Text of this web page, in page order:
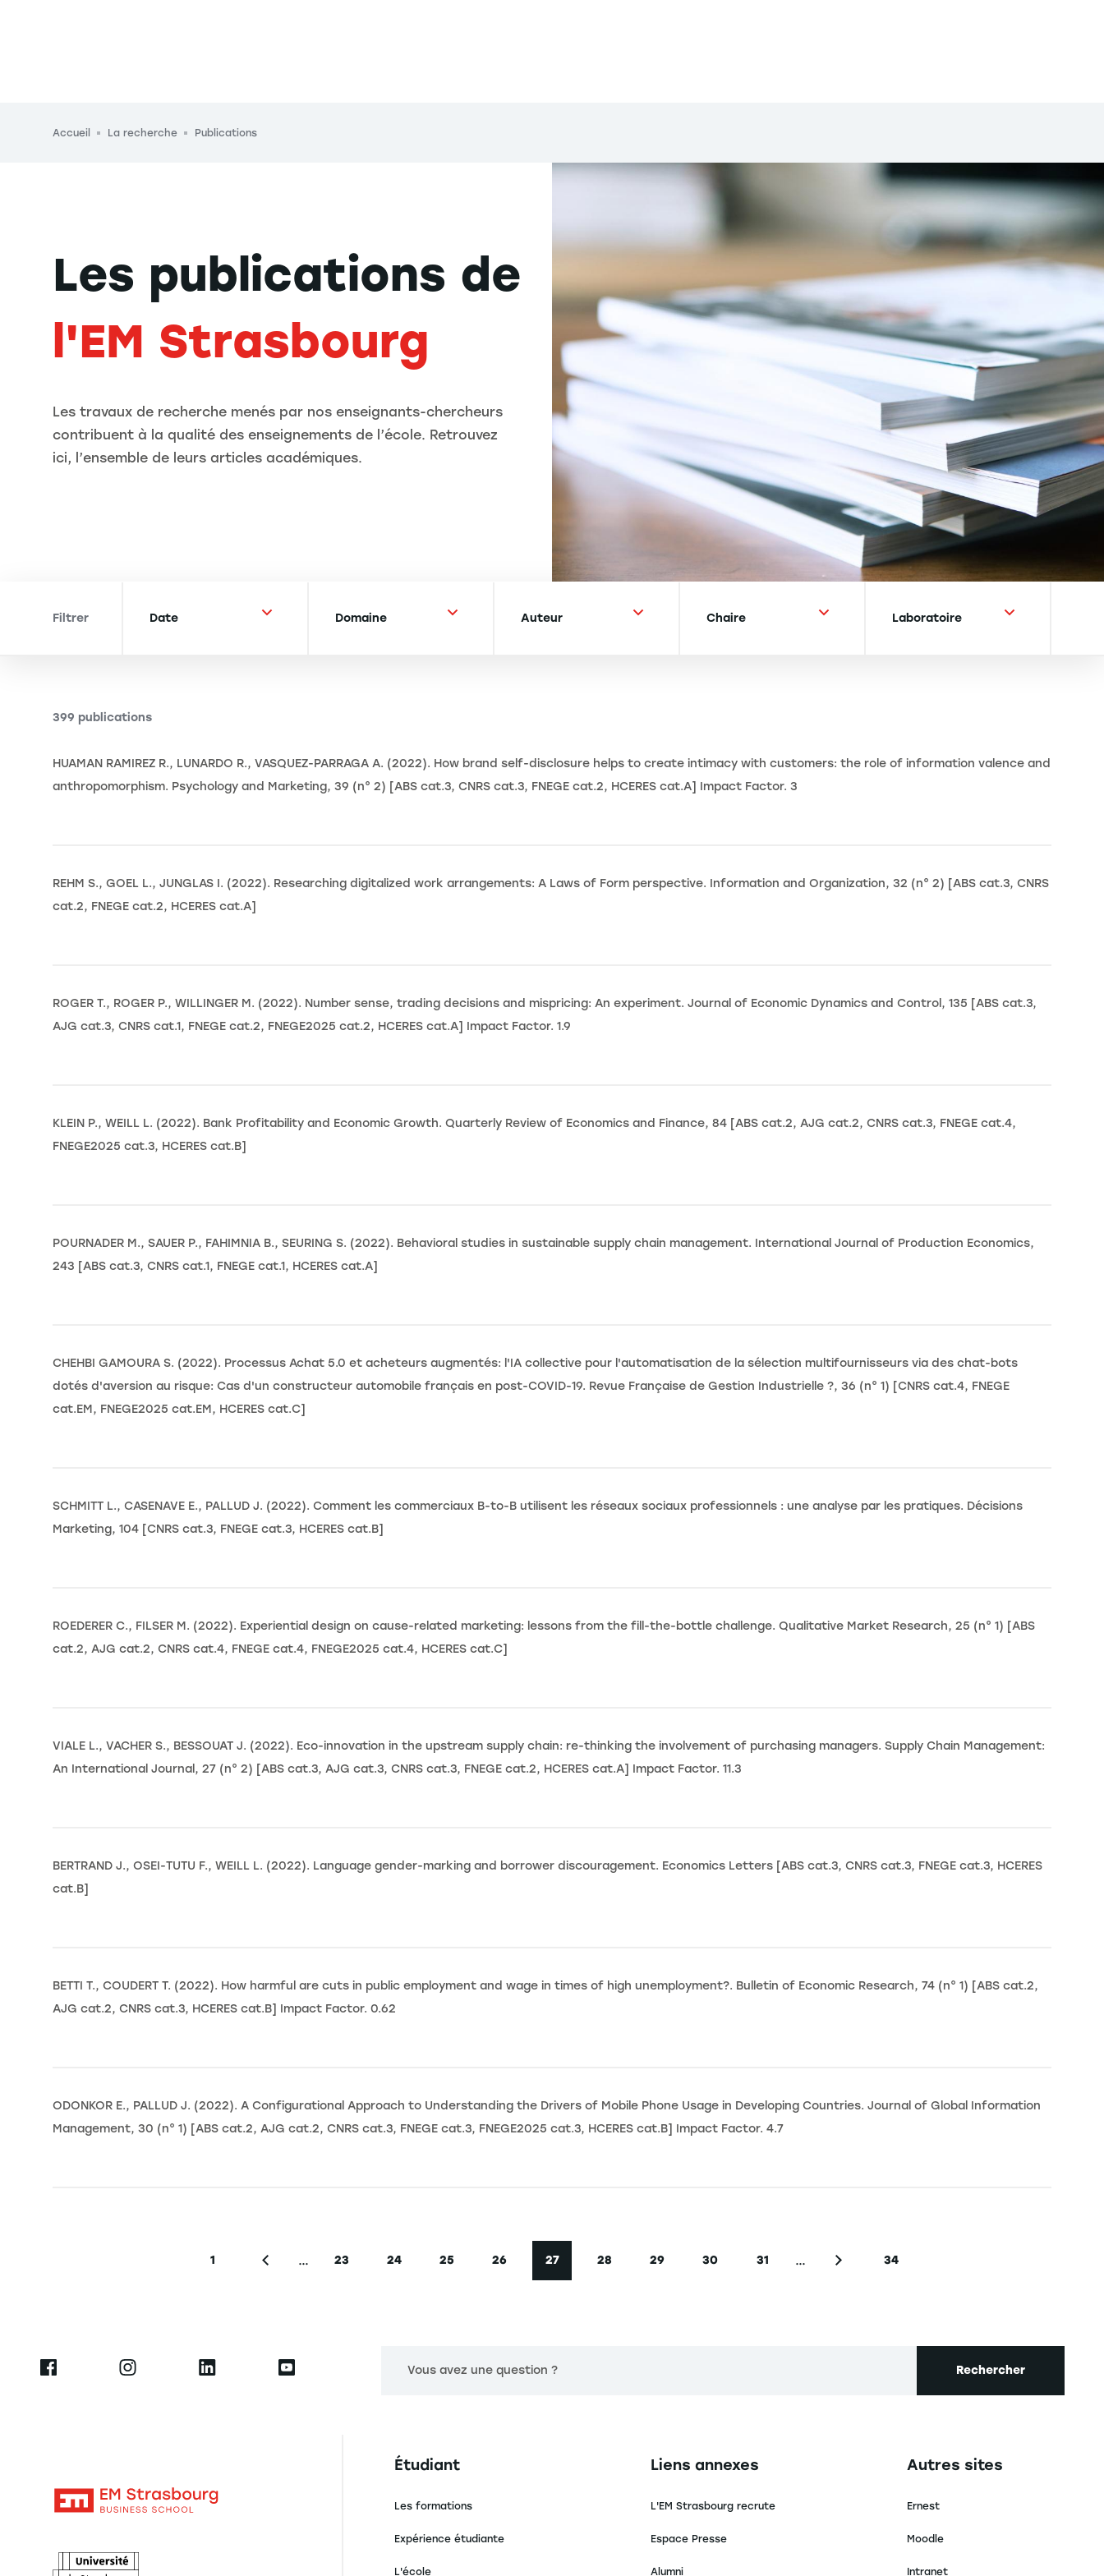
Fil d'Ariane
Accueil La recherche Publications
Les publications de
l'EM Strasbourg
Les travaux de recherche menés par nos enseignants-chercheurs
contribuent à la qualité des enseignements de l’école. Retrouvez
ici, l’ensemble de leurs articles académiques.
Filtrer
399 publications
HUAMAN RAMIREZ R., LUNARDO R., VASQUEZ-PARRAGA A. (2022). How brand self-disclosure helps to create intimacy with customers: the role of information valence and
anthropomorphism. Psychology and Marketing, 39 (n° 2) [ABS cat.3, CNRS cat.3, FNEGE cat.2, HCERES cat.A] Impact Factor. 3
REHM S., GOEL L., JUNGLAS I. (2022). Researching digitalized work arrangements: A Laws of Form perspective. Information and Organization, 32 (n° 2) [ABS cat.3, CNRS
cat.2, FNEGE cat.2, HCERES cat.A]
ROGER T., ROGER P., WILLINGER M. (2022). Number sense, trading decisions and mispricing: An experiment. Journal of Economic Dynamics and Control, 135 [ABS cat.3,
AJG cat.3, CNRS cat.1, FNEGE cat.2, FNEGE2025 cat.2, HCERES cat.A] Impact Factor. 1.9
KLEIN P., WEILL L. (2022). Bank Profitability and Economic Growth. Quarterly Review of Economics and Finance, 84 [ABS cat.2, AJG cat.2, CNRS cat.3, FNEGE cat.4,
FNEGE2025 cat.3, HCERES cat.B]
POURNADER M., SAUER P., FAHIMNIA B., SEURING S. (2022). Behavioral studies in sustainable supply chain management. International Journal of Production Economics,
243 [ABS cat.3, CNRS cat.1, FNEGE cat.1, HCERES cat.A]
CHEHBI GAMOURA S. (2022). Processus Achat 5.0 et acheteurs augmentés: l'IA collective pour l'automatisation de la sélection multifournisseurs via des chat-bots
dotés d'aversion au risque: Cas d'un constructeur automobile français en post-COVID-19. Revue Française de Gestion Industrielle ?, 36 (n° 1) [CNRS cat.4, FNEGE
cat.EM, FNEGE2025 cat.EM, HCERES cat.C]
SCHMITT L., CASENAVE E., PALLUD J. (2022). Comment les commerciaux B-to-B utilisent les réseaux sociaux professionnels : une analyse par les pratiques. Décisions
Marketing, 104 [CNRS cat.3, FNEGE cat.3, HCERES cat.B]
ROEDERER C., FILSER M. (2022). Experiential design on cause-related marketing: lessons from the fill-the-bottle challenge. Qualitative Market Research, 25 (n° 1) [ABS
cat.2, AJG cat.2, CNRS cat.4, FNEGE cat.4, FNEGE2025 cat.4, HCERES cat.C]
VIALE L., VACHER S., BESSOUAT J. (2022). Eco-innovation in the upstream supply chain: re-thinking the involvement of purchasing managers. Supply Chain Management:
An International Journal, 27 (n° 2) [ABS cat.3, AJG cat.3, CNRS cat.3, FNEGE cat.2, HCERES cat.A] Impact Factor. 11.3
BERTRAND J., OSEI-TUTU F., WEILL L. (2022). Language gender-marking and borrower discouragement. Economics Letters [ABS cat.3, CNRS cat.3, FNEGE cat.3, HCERES
cat.B]
BETTI T., COUDERT T. (2022). How harmful are cuts in public employment and wage in times of high unemployment?. Bulletin of Economic Research, 74 (n° 1) [ABS cat.2,
AJG cat.2, CNRS cat.3, HCERES cat.B] Impact Factor. 0.62
ODONKOR E., PALLUD J. (2022). A Configurational Approach to Understanding the Drivers of Mobile Phone Usage in Developing Countries. Journal of Global Information
Management, 30 (n° 1) [ABS cat.2, AJG cat.2, CNRS cat.3, FNEGE cat.3, FNEGE2025 cat.3, HCERES cat.B] Impact Factor. 4.7
Première page
1
Page précédente
… Page
23
Page
24
Page
25
Page
26
Page courante
27
Page
28
Page
29
Page
30
Page
31 … Page suivanteDernière page
34
Vous avez une question ? Rechercher
Navigation principale footer
Étudiant
Les formations
Expérience étudiante
L'école
Navigation secondaire footer
Liens annexes
L'EM Strasbourg recrute
Espace Presse
Alumni
Navigation tertiaire footer
Autres sites
Ernest
Moodle
Intranet